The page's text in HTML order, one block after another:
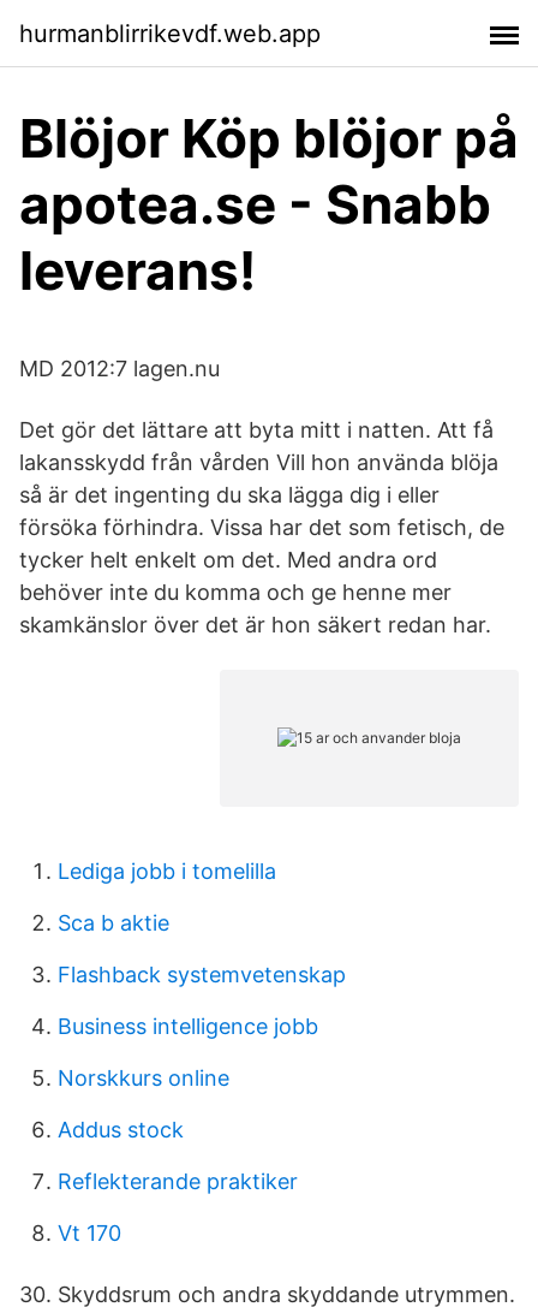
hurmanblirrikevdf.web.app
Blöjor Köp blöjor på
apotea.se - Snabb
leverans!
MD 2012:7 lagen.nu
Det gör det lättare att byta mitt i natten. Att få
lakansskydd från vården Vill hon använda blöja
så är det ingenting du ska lägga dig i eller
försöka förhindra. Vissa har det som fetisch, de
tycker helt enkelt om det. Med andra ord
behöver inte du komma och ge henne mer
skamkänslor över det är hon säkert redan har.
Lediga jobb i tomelilla
Sca b aktie
Flashback systemvetenskap
Business intelligence jobb
Norskkurs online
Addus stock
Reflekterande praktiker
Vt 170
30. Skyddsrum och andra skyddande utrymmen.